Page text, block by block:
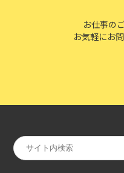
お仕事の
お気軽にお